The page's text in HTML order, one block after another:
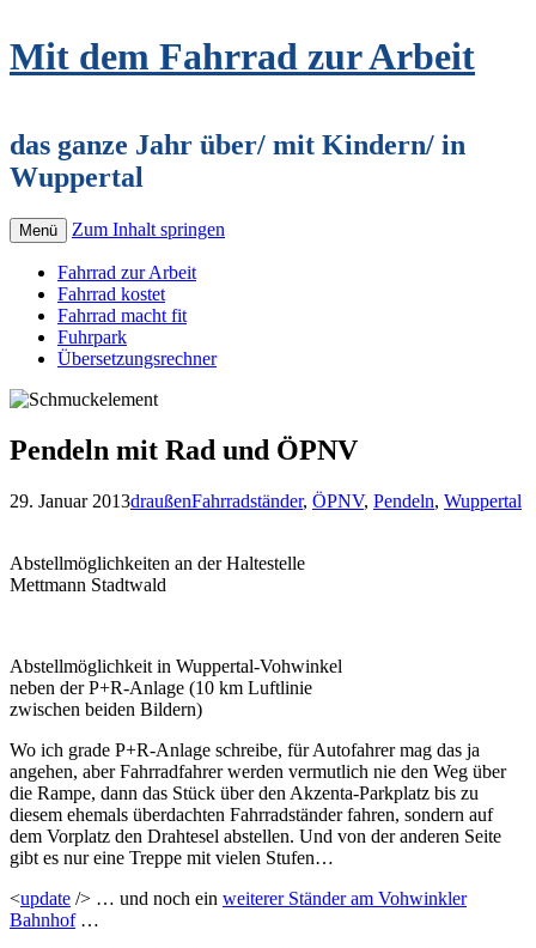
Mit dem Fahrrad zur Arbeit
das ganze Jahr über/ mit Kindern/ in
Wuppertal
Menü Zum Inhalt springen
Fahrrad zur Arbeit
Fahrrad kostet
Fahrrad macht fit
Fuhrpark
Übersetzungsrechner
Pendeln mit Rad und ÖPNV
29. Januar 2013draußenFahrradständer, ÖPNV, Pendeln, Wuppertal
Abstellmöglichkeiten an der Haltestelle
Mettmann Stadtwald
Abstellmöglichkeit in Wuppertal-Vohwinkel
neben der P+R-Anlage (10 km Luftlinie
zwischen beiden Bildern)
Wo ich grade P+R-Anlage schreibe, für Autofahrer mag das ja
angehen, aber Fahrradfahrer werden vermutlich nie den Weg über
die Rampe, dann das Stück über den Akzenta-Parkplatz bis zu
diesem ehemals überdachten Fahrradständer fahren, sondern auf
dem Vorplatz den Drahtesel abstellen. Und von der anderen Seite
gibt es nur eine Treppe mit vielen Stufen…
<update /> … und noch ein weiterer Ständer am Vohwinkler
Bahnhof…